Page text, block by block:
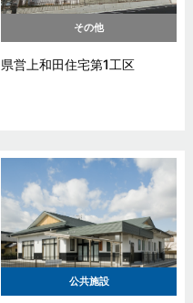
その他
県営上和田住宅第1工区
公共施設